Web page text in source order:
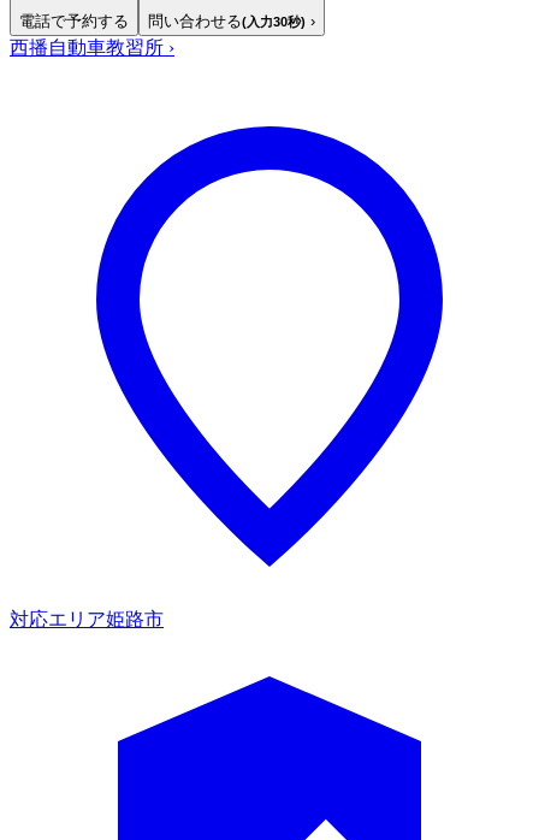
電話で予約する 問い合わせる(入力30秒) ›
西播自動車教習所 ›
対応エリア姫路市